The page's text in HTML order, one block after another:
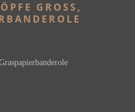
GROSS, K